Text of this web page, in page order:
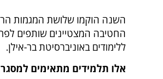
השנה הוקמו שלושת המגמות
ללימודים באוניברסיטת בר-אילן.
אלו תלמידים מתאימים